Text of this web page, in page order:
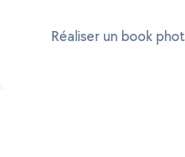
Réaliser un book